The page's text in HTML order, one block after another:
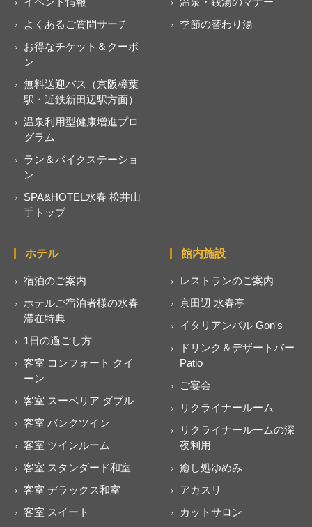
よくあるご質問サーチ
お得なチケット＆クーポ
ン
無料送迎バス（京阪樟葉
駅・近鉄新田辺駅方面）
温泉利用型健康増進プロ
グラム
ラン＆バイクステーショ
ン
SPA&HOTEL水春 松井山
手トップ
季節の替わり湯
ホテル
宿泊のご案内
ホテルご宿泊者様の水春
滞在特典
1日の過ごし方
客室 コンフォート クイ
ーン
客室 スーペリア ダブル
客室 バンクツイン
客室 ツインルーム
客室 スタンダード和室
客室 デラックス和室
客室 スイート
館内施設
レストランのご案内
京田辺 水春亭
イタリアンバル Gon's
ドリンク＆デザートバー
Patio
ご宴会
リクライナールーム
リクライナールームの深
夜利用
癒し処ゆめみ
アカスリ
カットサロン